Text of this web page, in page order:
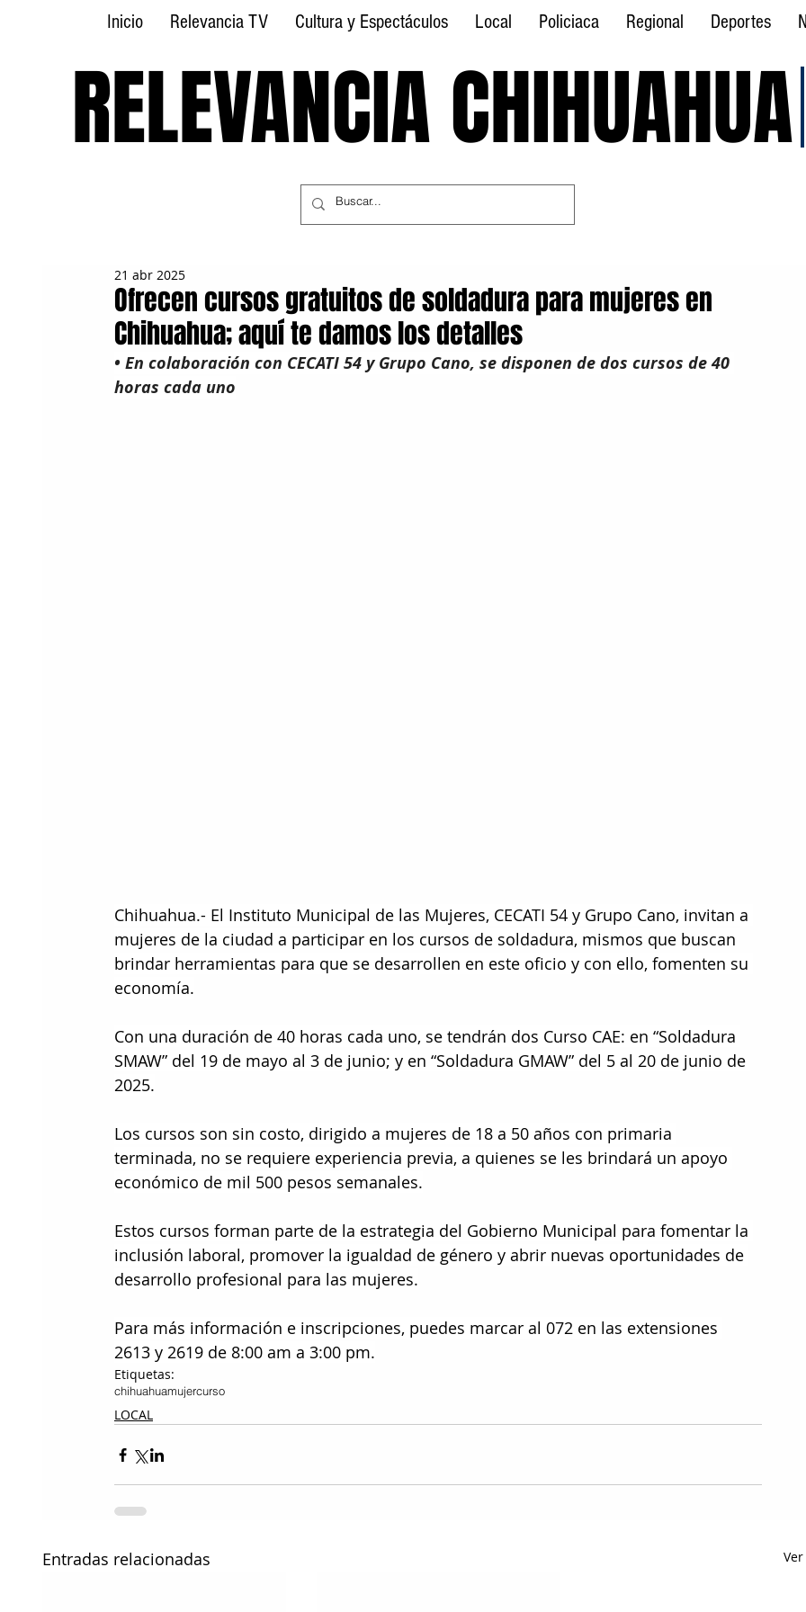
Inicio Relevancia TV Cultura y Espectáculos Local Policiaca Regional Deportes
RELEVANCIA CHIHUAHUA
RELEVANCIA CHIHUAHUA
Ofrecen cursos gratuitos de soldadura para mujeres en
Chihuahua; aquí te damos los detalles
21 abr 2025
•⁠ ⁠En colaboración con CECATI 54 y Grupo Cano, se disponen de dos cursos de 40
horas cada uno
Chihuahua.- El Instituto Municipal de las Mujeres, CECATI 54 y Grupo Cano, invitan a
mujeres de la ciudad a participar en los cursos de soldadura, mismos que buscan
brindar herramientas para que se desarrollen en este oficio y con ello, fomenten su
economía.
Con una duración de 40 horas cada uno, se tendrán dos Curso CAE: en “Soldadura
SMAW” del 19 de mayo al 3 de junio; y en “Soldadura GMAW” del 5 al 20 de junio de
2025.
Los cursos son sin costo, dirigido a mujeres de 18 a 50 años con primaria
terminada, no se requiere experiencia previa, a quienes se les brindará un apoyo
económico de mil 500 pesos semanales.
Estos cursos forman parte de la estrategia del Gobierno Municipal para fomentar la
inclusión laboral, promover la igualdad de género y abrir nuevas oportunidades de
desarrollo profesional para las mujeres.
Para más información e inscripciones, puedes marcar al 072 en las extensiones
2613 y 2619 de 8:00 am a 3:00 pm.
Etiquetas:
chihuahuamujercurso
LOCAL
Entradas relacionadas